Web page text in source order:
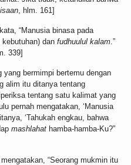
, hlm. 161]
“Manusia binasa pada
dan fudhuulul kalam.”
339]
yang bermimpi bertemu dengan
alim itu ditanya tentang
tentang satu kalimat yang
pernah mengatakan, ‘Manusia
‘Tahukah engkau, bahwa
mashlahat hamba-hamba-Ku?”
“Seorang mukmin itu